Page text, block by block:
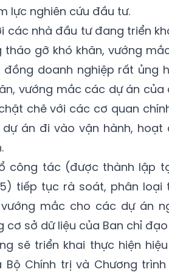
lực nghiên cứu đầu tư.
các nhà đầu tư đang triển
gỡ khó khăn, vướng
doanh nghiệp rất ủng
vướng mắc các dự án của
chẽ với các cơ quan
án đi vào vận hành, hoạt
công tác (được thành lập
tiếp tục rà soát, phân
mắc cho các dự án
sở dữ liệu của Ban chỉ đạo
sẽ triển khai thực hiện
Chính trị và Chương